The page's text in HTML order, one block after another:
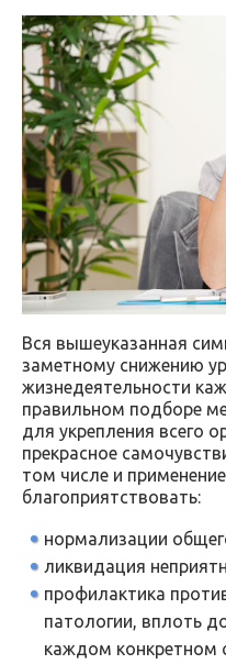
Вся вышеуказанная
заметному снижению
жизнедеятельности
правильном подборе
для укрепления всего
прекрасное
том числе и
благоприятствовать:
нормализации
ликвидация
профилактика
патологии, вплоть
каждом конкретном